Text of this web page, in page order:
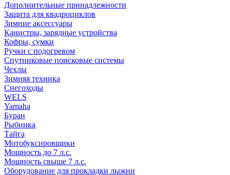
Дополнительные принадлежности
Защита для квадроциклов
Зимние аксессуары
Канистры, зарядные устройства
Кофры, сумки
Ручки с подогревом
Спутниковые поисковые системы
Чехлы
Зимняя техника
Снегоходы
WELS
Yamaha
Буран
Рыбинка
Тайга
Мотобуксировщики
Мощность до 7 л.с.
Мощность свыше 7 л.с.
Оборудование для прокладки лыжни